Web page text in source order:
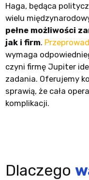
Haga, będąca
wielu
pełne możliwości
jak i firm.
wymaga
czyni firmę Jupiter
zadania. Oferujemy
sprawią, że cała
komplikacji.
Dlaczego